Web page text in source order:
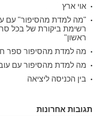
אוי ארץ
רשימת ביקורת של בכל
ראשון"
מה למדת מהסיפור ספר
מה למדת מהסיפור עם עובד
בין הכניסה ליציאה
תגובות אחרונות